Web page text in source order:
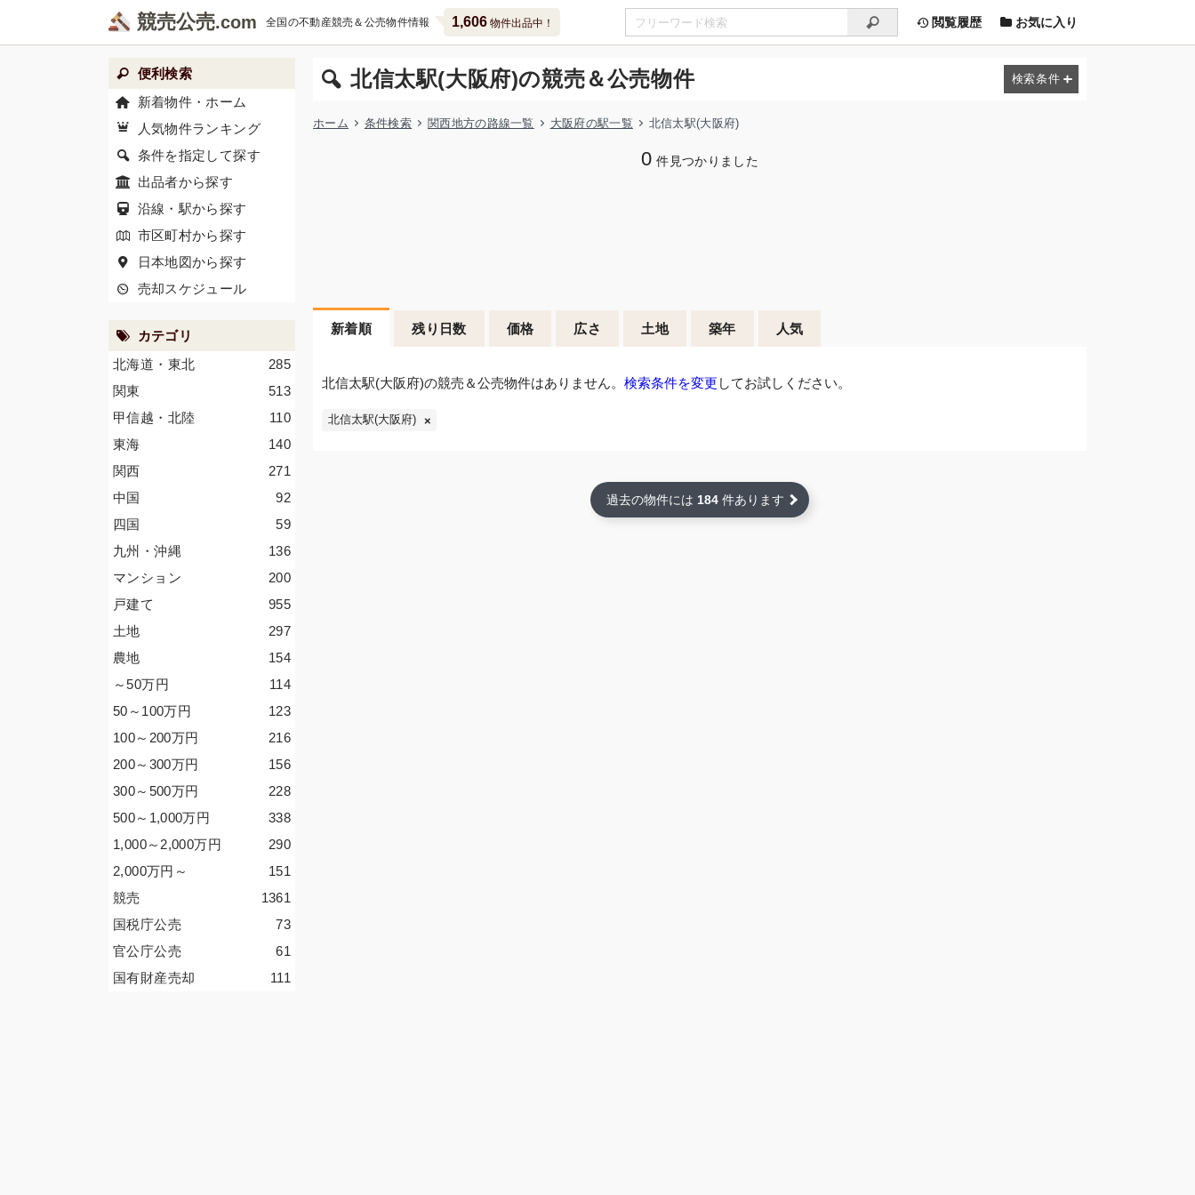
競売公売 全国の不動産競売＆公売物件情報 1,606物件出品中！ 閲覧履歴 お気に入り
北信太駅(大阪府)の競売＆公売物件
ホーム 条件検索 関西地方の路線一覧 大阪府の駅一覧 北信太駅(大阪府)
0 件見つかりました
新着順 残り日数 価格 広さ 土地 築年 人気
北信太駅(大阪府)の競売＆公売物件はありません。 検索条件を変更 してお試しください。
北信太駅(大阪府)
過去の物件には 184 件あります
便利検索
新着物件・ホーム
人気物件ランキング
条件を指定して探す
出品者から探す
沿線・駅から探す
市区町村から探す
日本地図から探す
売却スケジュール
カテゴリ
285
北海道・東北
513
関東
110
甲信越・北陸
140
東海
271
関西
92
中国
59
四国
136
九州・沖縄
200
マンション
955
戸建て
297
土地
154
農地
114
～50万円
123
50～100万円
216
100～200万円
156
200～300万円
228
300～500万円
338
500～1,000万円
290
1,000～2,000万円
151
2,000万円 ～
1361
競売
73
国税庁公売
61
官公庁公売
111
国有財産売却